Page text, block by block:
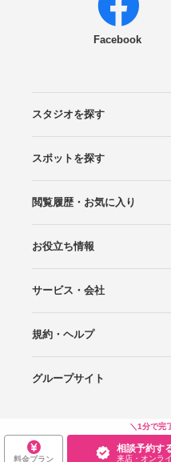
＼1分で完
料金プラン
相談予約す
来店・オンラ
Facebook
スタジオを探す
エリアから探す
こだわりから探す
NEW PHOTO STYLE
プランから探す
フォトタイプ診断
フォトグラファーから探
国内リゾートから探す
スポットを探す
ロケーションから探す
スタジオから探す
閲覧履歴・お気に入り
閲覧スタジオ
お気に入り
お役立ち情報
Wedding Photo マガジ
はじめてガイド
サービス・会社
Photoraitとは
スタジオの掲載について
お問い合わせ
運営会社
サイトマップ
規約・ヘルプ
プライバシーポリシー
利用規約
ヘルプ
グループサイト
Wedding Park 海外
Copyright©